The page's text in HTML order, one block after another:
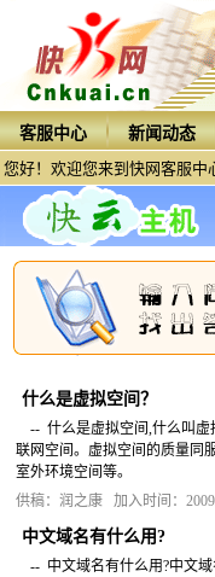
客服中心 新闻动态
您好！欢迎您来到快网客服中
什么是虚拟空间？
-- 什么是虚拟空间,什么叫虚
联网空间。虚拟空间的质量同
室外环境空间等。
供稿：润之康 加入时间：
中文域名有什么用?
-- 中文域名有什么用?中文域